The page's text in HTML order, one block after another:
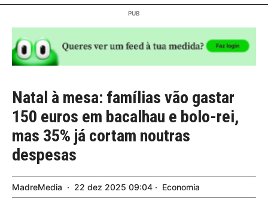
Natal à mesa: famílias vão gastar
150 euros em bacalhau e bolo-rei,
mas 35% já cortam noutras
despesas
MadreMedia 22 dez 2025 09:04 Economia